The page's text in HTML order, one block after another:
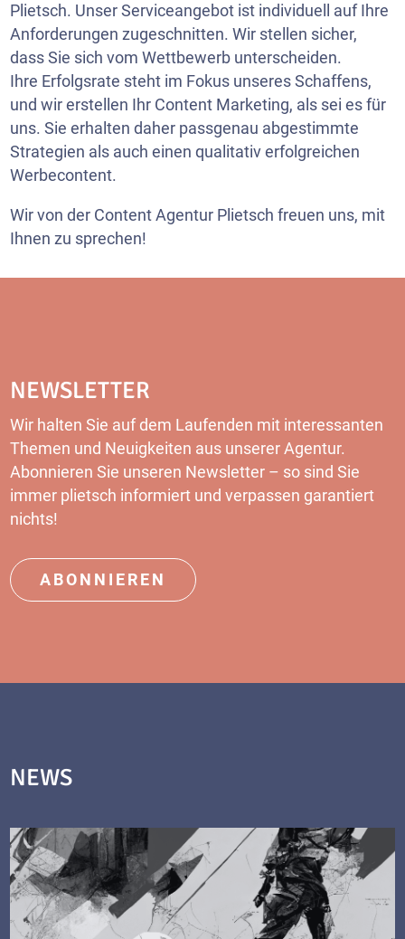
Plietsch. Unser Serviceangebot ist individuell auf Ihre
Anforderungen zugeschnitten. Wir stellen sicher,
dass Sie sich vom Wettbewerb unterscheiden.
Ihre Erfolgsrate steht im Fokus unseres Schaffens,
und wir erstellen Ihr Content Marketing, als sei es für
uns. Sie erhalten daher passgenau abgestimmte
Strategien als auch einen qualitativ erfolgreichen
Werbecontent.
Wir von der Content Agentur Plietsch freuen uns, mit
Ihnen zu sprechen!
NEWSLETTER
Wir halten Sie auf dem Laufenden mit interessanten
Themen und Neuigkeiten aus unserer Agentur.
Abonnieren Sie unseren Newsletter – so sind Sie
immer plietsch informiert und verpassen garantiert
nichts!
ABONNIEREN
NEWS